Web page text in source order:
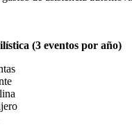
(3 eventos por año)